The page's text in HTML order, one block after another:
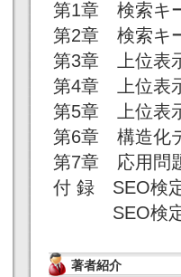
第1章 検索キ
第2章 検索キ
第3章 上位表
第4章 上位表
第5章 上位表
第6章 構造化
第7章 応用問
付 録 SEO検
SEO検定3
著者紹介